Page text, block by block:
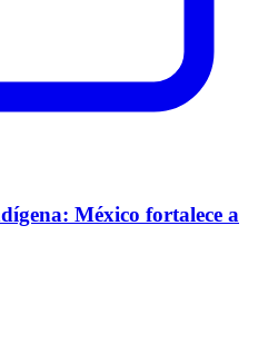
México fortalece a